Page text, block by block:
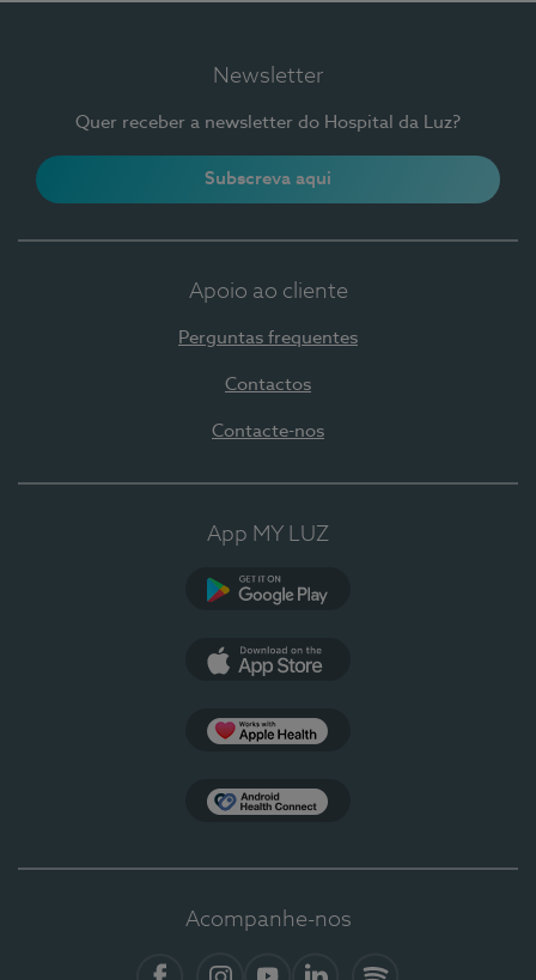
Newsletter
Quer receber a newsletter do Hospital da Luz?
Subscreva aqui
Apoio ao cliente
Perguntas frequentes
Contactos
Contacte-nos
App MY LUZ
Acompanhe-nos